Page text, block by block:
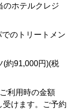
のホテルクレジ
のトリートメン
(約91,000円)(税
利用時の金額
けます。ご予約